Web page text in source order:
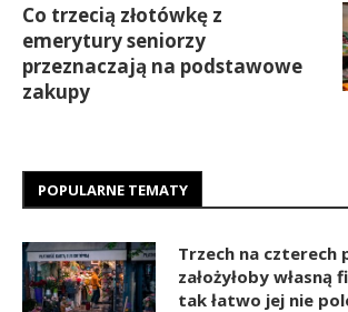
Co trzecią złotówkę z
emerytury seniorzy
przeznaczają na podstawowe
zakupy
POPULARNE TEMATY
Trzech na czterech
założyłoby własną
tak łatwo jej nie